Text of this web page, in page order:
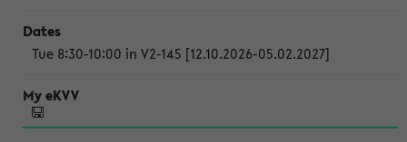
Tue 8:30-10:00 in V2-145 [12.10.2026-05.02.2027]